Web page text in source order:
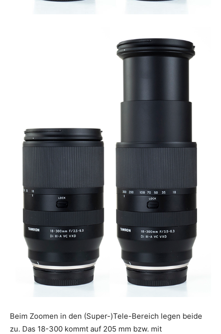
Beim Zoomen in den (Super-)Tele-Bereich legen beide
zu. Das 18-300 kommt auf 205 mm bzw. mit